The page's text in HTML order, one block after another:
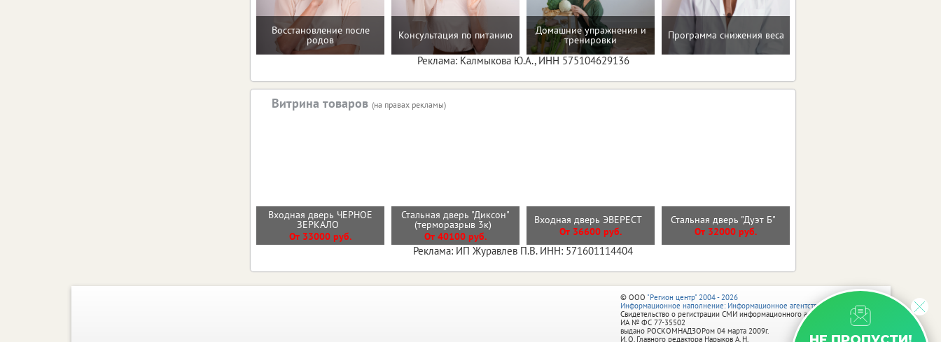
Восстановление после
родов Консультация по питанию Домашние упражнения и
тренировки Программа снижения веса
Реклама: Калмыкова Ю.А., ИНН 575104629136
Витрина товаров (на правах рекламы)
Входная дверь ЧЕРНОЕ
ЗЕРКАЛО
От 33000 руб.
Стальная дверь "Диксон"
(терморазрыв 3к)
От 40100 руб.
Входная дверь ЭВЕРЕСТ
От 36600 руб.
Стальная дверь "Дуэт Б"
От 32000 руб.
Реклама: ИП Журавлев П.В. ИНН: 571601114404
© ООО "Регион центр" 2004 - 2026
Информационное наполнение: Информационное агентство vRossii.ru
Свидетельство о регистрации СМИ информационного агентства vRossii.ru
ИА № ФС 77‑35502
выдано РОСКОМНАДЗОРом 04 марта 2009г.
И. О. Главного редактора Нарыков А. Н.